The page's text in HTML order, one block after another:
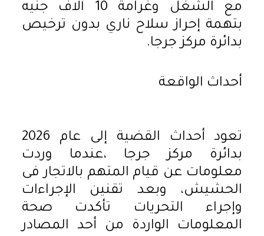
مع الشغل وغرامة 10 آلاف جنيه
بتهمة إحراز سلاح ناري بدون ترخيص
بدائرة مركز جرجا.
أحداث الواقعة
تعود أحداث القضية إلى عام 2026
بدائرة مركز جرجا ،عندما وردت
معلومات عن قيام المتهم بالاتجار فى
الحشيش، وبعد تقنين الإجراءات
وإجراء التحريات تأكدت صحة
المعلومات الواردة من أحد المصادر